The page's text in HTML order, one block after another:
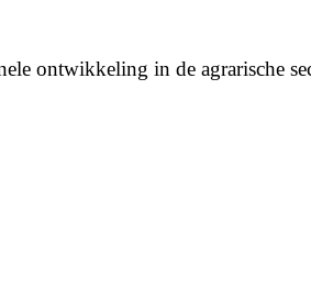
ontwikkeling in de agrarische